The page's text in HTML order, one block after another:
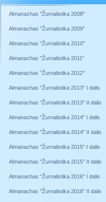
Almanachas "Žurnalistika 2008"
Almanachas "Žurnalistika 2009"
Almanachas "Žurnalistika 2010"
Almanachas "Žurnalistika 2011"
Almanachas "Žurnalistika 2012"
Almanachas "Žurnalistika 2013" I dalis
Almanachas "Žurnalistika 2013" II dalis
Almanachas "Žurnalistika 2014" I dalis
Almanachas "Žurnalistika 2014" II dalis
Almanachas "Žurnalistika 2015" I dalis
Almanachas "Žurnalistika 2015" II dalis
Almanachas "Žurnalistika 2016" I dalis
Almanachas "Žurnalistika 2016" II dalis